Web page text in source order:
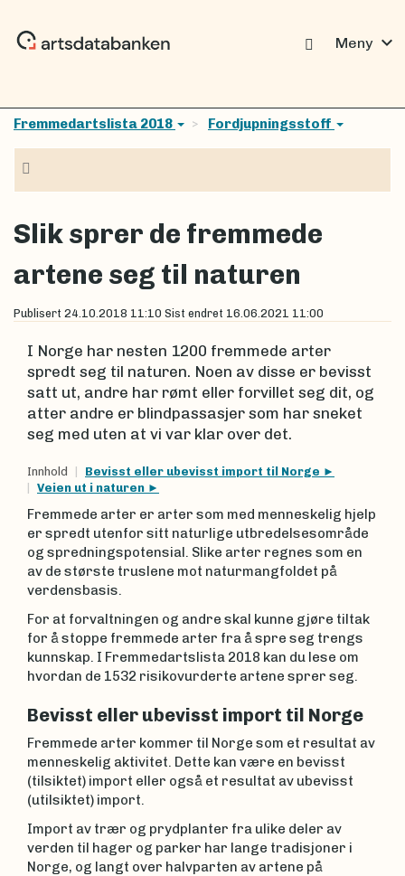
Meny expand_more
Fremmedartslista 2018 Fordjupningsstoff
Slik sprer de fremmede
artene seg til naturen
Publisert 24.10.2018 11:10 Sist endret 16.06.2021 11:00
I Norge har nesten 1200 fremmede arter
spredt seg til naturen. Noen av disse er bevisst
satt ut, andre har rømt eller forvillet seg dit, og
atter andre er blindpassasjer som har sneket
seg med uten at vi var klar over det.
Innhold
Bevisst eller ubevisst import til Norge
Veien ut i naturen
Fremmede arter er arter som med menneskelig hjelp
er spredt utenfor sitt naturlige utbredelsesområde
og spredningspotensial. Slike arter regnes som en
av de største truslene mot naturmangfoldet på
verdensbasis.
For at forvaltningen og andre skal kunne gjøre tiltak
for å stoppe fremmede arter fra å spre seg trengs
kunnskap. I Fremmedartslista 2018 kan du lese om
hvordan de 1532 risikovurderte artene sprer seg.
Bevisst eller ubevisst import til Norge
Fremmede arter kommer til Norge som et resultat av
menneskelig aktivitet. Dette kan være en bevisst
(tilsiktet) import eller også et resultat av ubevisst
(utilsiktet) import.
Import av trær og prydplanter fra ulike deler av
verden til hager og parker har lange tradisjoner i
Norge, og langt over halvparten av artene på